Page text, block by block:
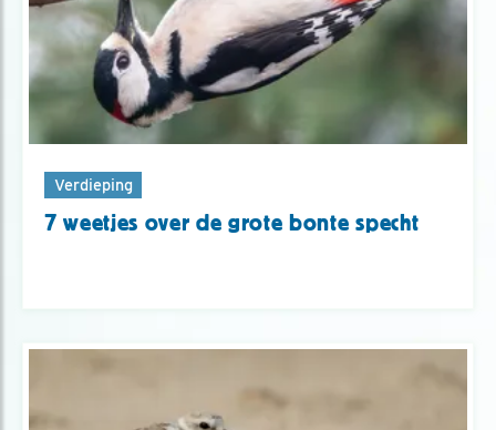
Verdieping
7 weetjes over de grote bonte specht